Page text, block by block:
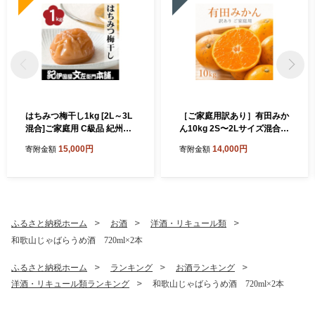
はちみつ梅干し1kg [2L～3L
混合]ご家庭用 C級品 紀州南
衛門本舗 ［TC27］
寄附金額 15,000円
［ご家庭用訳あり］有田みか
ん10kg 2S〜2Lサイズ混合
寄附金額 14,000円
ふるさと納税ホーム お酒
洋酒・リキュール類
和歌山じゃばらうめ酒 720ml×2本
ふるさと納税ホーム ランキング
お酒ランキング
洋酒・リキュール類ランキング
和歌山じゃばらうめ酒 720ml×2本